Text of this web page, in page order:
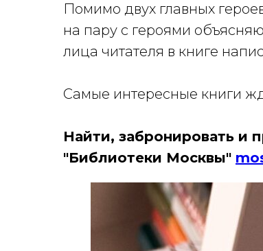
Помимо двух главных
на пару с героями
лица читателя в книге
Самые интересные книги
Найти, забронировать и
"Библиотеки Москвы"